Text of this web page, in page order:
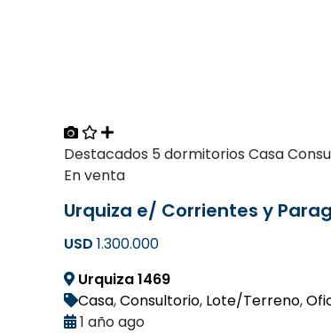
Destacados 5 dormitorios Casa
En venta
Urquiza e/ Corrientes y
USD 1.300.000
Urquiza 1469
Casa,Consultorio, Lote/Terreno,
1 año ago